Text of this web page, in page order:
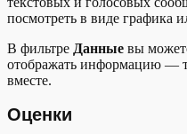
посмотреть в виде графика
В фильтре Данные вы
отображать информацию —
вместе.
Оценки